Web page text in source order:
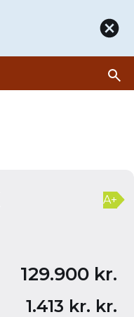
A+
129.900 kr.
1.413 kr. kr.